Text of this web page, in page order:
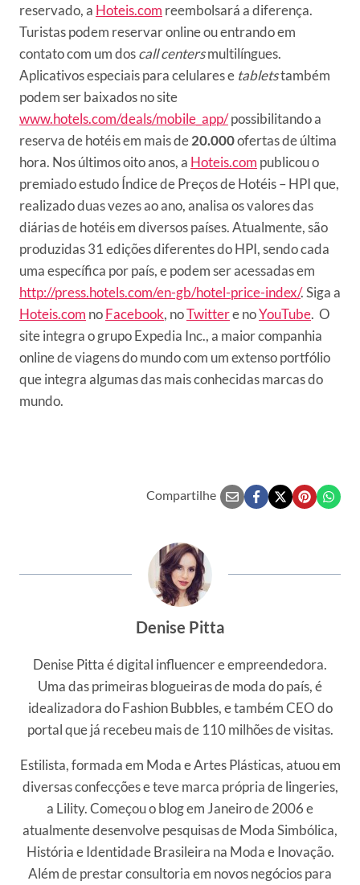
reservado, a Hoteis.com reembolsará a diferença.
Turistas podem reservar online ou entrando em
contato com um doscall centersmultilíngues.
Aplicativos especiais para celulares e tabletstambém
podem ser baixados no site
www.hotels.com/deals/mobile_ app/possibilitando a
reserva de hotéis em mais de20.000ofertas de última
hora. Nos últimos oito anos, a Hoteis.com publicou o
premiado estudo Índice de Preços de Hotéis – HPI que,
realizado duas vezes ao ano, analisa os valores das
diárias de hotéis em diversos países. Atualmente, são
produzidas 31 edições diferentes do HPI, sendo cada
uma específica por país, e podem ser acessadas em
http://press.hotels.com/en-gb/hotel-price-index/. Siga a
Hoteis.com noFacebook, noTwittere noYouTube. O
site integra o grupo Expedia Inc., a maior companhia
online de viagens do mundo com um extenso portfólio
que integra algumas das mais conhecidas marcas do
mundo.
Compartilhe
Denise Pitta
Denise Pitta é digital influencer e empreendedora.
Uma das primeiras blogueiras de moda do país, é
idealizadora do Fashion Bubbles, e também CEO do
portal que já recebeu mais de 110 milhões de visitas.
Estilista, formada em Moda e Artes Plásticas, atuou em
diversas confecções e teve marca própria de lingeries,
a Lility. Começou o blog em Janeiro de 2006 e
atualmente desenvolve pesquisas de Moda Simbólica,
História e Identidade Brasileira na Moda e Inovação.
Além de prestar consultoria em novos negócios para